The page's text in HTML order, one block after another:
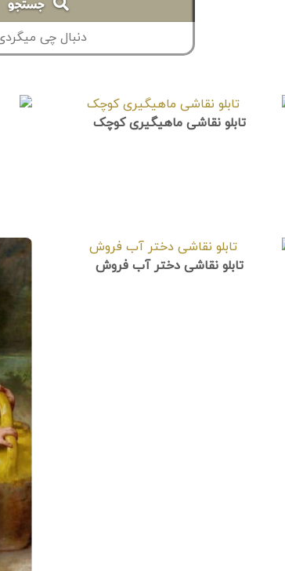
جستجو
تابلو نقاشی ماهیگیری کوچک
تابلو نقاشی دختر آب فروش